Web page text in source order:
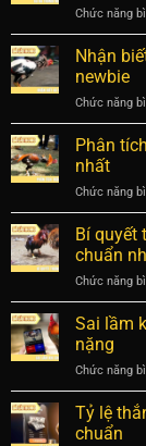
Chức năng
Nhận
newbie
Chức năng
Phân
nhất
Chức năng
Bí quyết
chuẩn
Chức năng
Sai lầm
nặng
Chức năng
Tỷ lệ
chuẩn